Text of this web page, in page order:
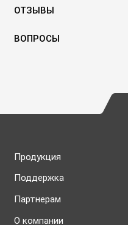
ОТЗЫВЫ
ВОПРОСЫ
Продукция
Поддержка
Партнерам
О компании